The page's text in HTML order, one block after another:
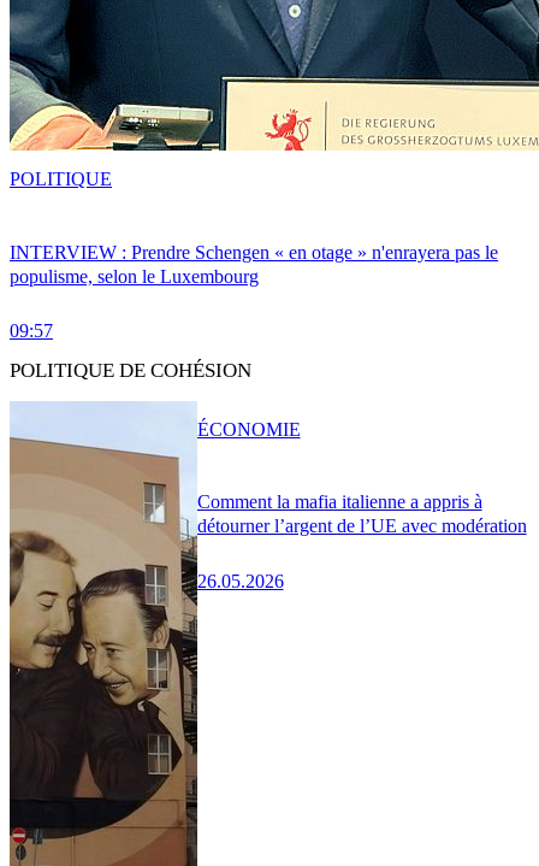
INTERVIEW : Prendre Schengen « en otage » n'enrayera pas le
populisme, selon le Luxembourg
09:57
POLITIQUE
POLITIQUE DE COHÉSION
Comment la mafia italienne a appris à
détourner l’argent de l’UE avec modération
26.05.2026
ÉCONOMIE